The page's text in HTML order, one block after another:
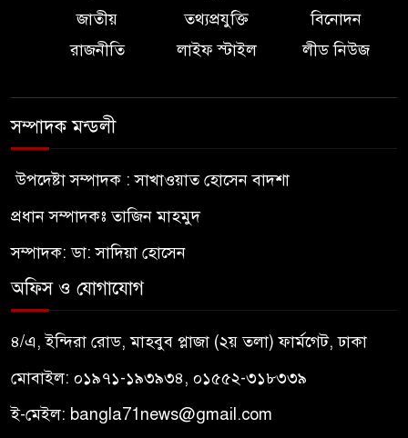
জাতীয়
তথ্যপ্রযুক্তি
বিনোদন
রাজনীতি
লাইফ স্টাইল লীড নিউজ
সম্পাদক মন্ডলী
উপদেষ্টা সম্পাদক : সাখাওয়াত হোসেন বাদশা
প্রধান সম্পাদকঃ তাজিন মাহমুদ
সম্পাদক: ডা: সাদিয়া হোসেন
অফিস ও যোগাযোগ
৪/এ, ইন্দিরা রোড, মাহবুব প্লাজা (২য় তলা) ফার্মগেট, ঢাকা
মোবাইল: ০১৯৭১-১৯৩৯৩৪, ০১৫৫২-৩১৮৩৩৯
ই-মেইল: bangla71news@gmail.com